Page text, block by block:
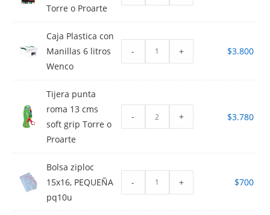
Torre o Proarte
Caja Plastica con
Manillas 6 litros
Wenco
- + $3.800
Tijera punta
roma 13 cms
soft grip Torre o
Proarte
- + $3.780
Bolsa ziploc
15x16, PEQUEÑA
pq10u
- + $700